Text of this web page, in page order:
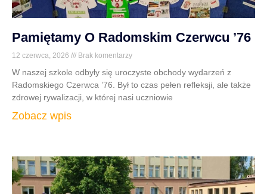
Pamiętamy O Radomskim Czerwcu ’76
12 czerwca, 2026 Brak komentarzy
W naszej szkole odbyły się uroczyste obchody wydarzeń z
Radomskiego Czerwca ’76. Był to czas pełen refleksji, ale także
zdrowej rywalizacji, w której nasi uczniowie
Zobacz wpis